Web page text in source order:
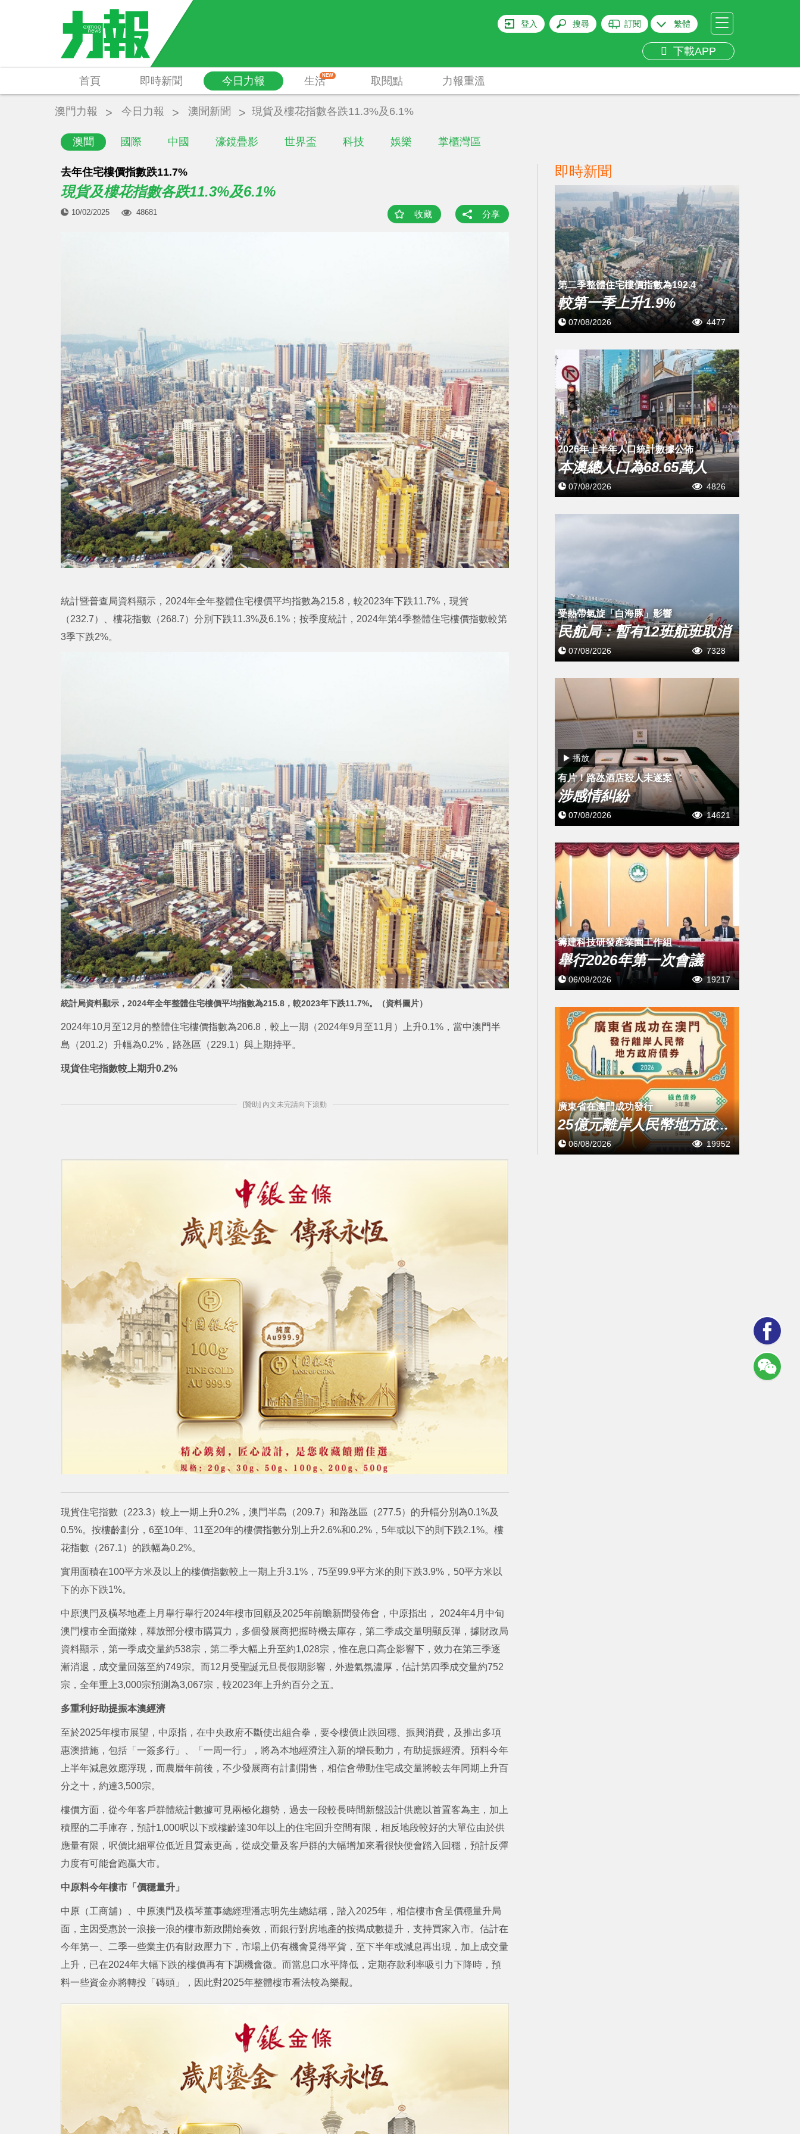
登入 搜尋 訂閱 繁體
下載APP
首頁 即時新聞 今日力報
澳聞 國際 中國 濠鏡疊影 世界盃 科技 娛樂 掌櫃灣區
生活NEW 取閱點 力報重溫
澳門力報 今日力報 澳聞新聞 現貨及樓花指數各跌11.3%及6.1%
去年住宅樓價指數跌11.7%
現貨及樓花指數各跌11.3%及6.1%
10/02/2025 48681 收藏 分享
統計暨普查局資料顯示，2024年全年整體住宅樓價平均指數為215.8，較2023年下跌11.7%，現貨
（232.7）、樓花指數（268.7）分別下跌11.3%及6.1%；按季度統計，2024年第4季整體住宅樓價指數較第
3季下跌2%。
統計局資料顯示，2024年全年整體住宅樓價平均指數為215.8，較2023年下跌11.7%。（資料圖片）
2024年10月至12月的整體住宅樓價指數為206.8，較上一期（2024年9月至11月）上升0.1%，當中澳門半
島（201.2）升幅為0.2%，路氹區（229.1）與上期持平。
現貨住宅指數較上期升0.2%
[贊助] 內文未完請向下滾動
現貨住宅指數（223.3）較上一期上升0.2%，澳門半島（209.7）和路氹區（277.5）的升幅分別為0.1%及
0.5%。按樓齡劃分，6至10年、11至20年的樓價指數分別上升2.6%和0.2%，5年或以下的則下跌2.1%。樓
花指數（267.1）的跌幅為0.2%。
實用面積在100平方米及以上的樓價指數較上一期上升3.1%，75至99.9平方米的則下跌3.9%，50平方米以
下的亦下跌1%。
中原澳門及橫琴地產上月舉行舉行2024年樓市回顧及2025年前瞻新聞發佈會，中原指出， 2024年4月中旬
澳門樓市全面撤辣，釋放部分樓市購買力，多個發展商把握時機去庫存，第二季成交量明顯反彈，據財政局
資料顯示，第一季成交量約538宗，第二季大幅上升至約1,028宗，惟在息口高企影響下，效力在第三季逐
漸消退，成交量回落至約749宗。而12月受聖誕元旦長假期影響，外遊氣氛濃厚，估計第四季成交量約752
宗，全年重上3,000宗預測為3,067宗，較2023年上升約百分之五。
多重利好助提振本澳經濟
至於2025年樓市展望，中原指，在中央政府不斷使出組合拳，要令樓價止跌回穩、振興消費，及推出多項
惠澳措施，包括「一簽多行」、「一周一行」，將為本地經濟注入新的增長動力，有助提振經濟。預料今年
上半年減息效應浮現，而農曆年前後，不少發展商有計劃開售，相信會帶動住宅成交量將較去年同期上升百
分之十，約達3,500宗。
樓價方面，從今年客戶群體統計數據可見兩極化趨勢，過去一段較長時間新盤設計供應以首置客為主，加上
積壓的二手庫存，預計1,000呎以下或樓齡達30年以上的住宅回升空間有限，相反地段較好的大單位由於供
應量有限，呎價比細單位低近且質素更高，從成交量及客戶群的大幅增加來看很快便會踏入回穩，預計反彈
力度有可能會跑贏大市。
中原料今年樓市「價穩量升」
中原（工商舖）、中原澳門及橫琴董事總經理潘志明先生總結稱，踏入2025年，相信樓市會呈價穩量升局
面，主因受惠於一浪接一浪的樓市新政開始奏效，而銀行對房地產的按揭成數提升，支持買家入市。估計在
今年第一、二季一些業主仍有財政壓力下，市場上仍有機會覓得平貨，至下半年或減息再出現，加上成交量
上升，已在2024年大幅下跌的樓價再有下調機會微。而當息口水平降低，定期存款利率吸引力下降時，預
料一些資金亦將轉投「磚頭」，因此對2025年整體樓市看法較為樂觀。
即時新聞
第二季整體住宅樓價指數為192.4
較第一季上升1.9%
07/08/2026 4477
2026年上半年人口統計數據公佈
本澳總人口為68.65萬人
07/08/2026 4826
受熱帶氣旋「白海豚」影響
民航局：暫有12班航班取消
07/08/2026 7328
播放
有片！路氹酒店殺人未遂案
涉感情糾紛
07/08/2026 14621
籌建科技研發產業園工作組
舉行2026年第一次會議
06/08/2026 19217
廣東省在澳門成功發行
25億元離岸人民幣地方政...
06/08/2026 19952